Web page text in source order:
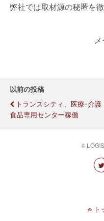
弊社では取材源の秘匿を徹
以前の投稿
トランスシティ、医療･介護
食品専用センター稼働
©
ト